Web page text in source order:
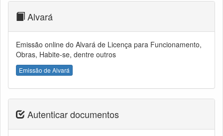
Alvará
Emissão online do Alvará de Licença para Funcionamento,
Obras, Habite-se, dentre outros
Emissão de Alvará
Autenticar documentos